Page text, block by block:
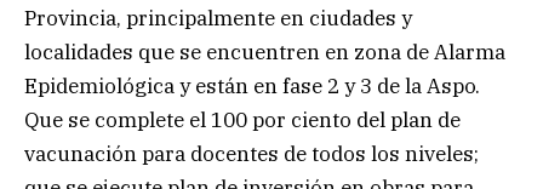
Provincia, principalmente en ciudades y
localidades que se encuentren en zona de Alarma
Epidemiológica y están en fase 2 y 3 de la Aspo.
Que se complete el 100 por ciento del plan de
vacunación para docentes de todos los niveles;